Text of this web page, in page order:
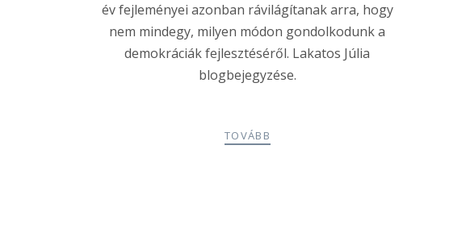
év fejleményei azonban rávilágítanak arra, hogy
nem mindegy, milyen módon gondolkodunk a
demokráciák fejlesztéséről. Lakatos Júlia
blogbejegyzése.
TOVÁBB